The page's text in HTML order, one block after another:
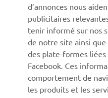
SOUTIEN
BULLETIN
Soyez le premier à connaître
spéciaux, les nouveautés et
d’annonces nous
publicitaires
tenir informé sur nos
de notre site ainsi
des plate-formes liées
Facebook. Ces
comportement de
les produits et les